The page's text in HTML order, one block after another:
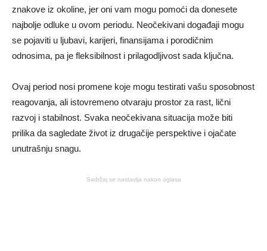
znakove iz okoline, jer oni vam mogu pomoći da donesete
najbolje odluke u ovom periodu. Neočekivani događaji mogu
se pojaviti u ljubavi, karijeri, finansijama i porodičnim
odnosima, pa je fleksibilnost i prilagodljivost sada ključna.
Ovaj period nosi promene koje mogu testirati vašu sposobnost
reagovanja, ali istovremeno otvaraju prostor za rast, lični
razvoj i stabilnost. Svaka neočekivana situacija može biti
prilika da sagledate život iz drugačije perspektive i ojačate
unutrašnju snagu.
Sadržaj se nastavlja nakon oglasa